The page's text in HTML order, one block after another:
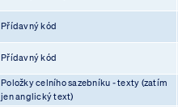
Přídavný kód
Přídavný kód
Položky celního sazebníku - texty (zatím
jen anglický text)